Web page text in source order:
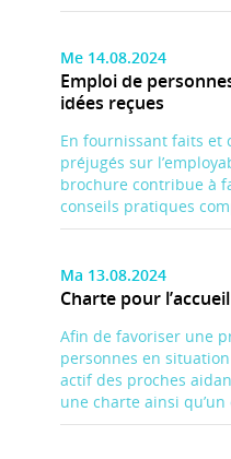
Me 14.08.2024
Emploi de
idées reçues
En fournissant faits et
préjugés sur
brochure contribue à
conseils pratiques
Ma 13.08.2024
Charte pour
Afin de favoriser une
personnes en
actif des proches
une charte ainsi